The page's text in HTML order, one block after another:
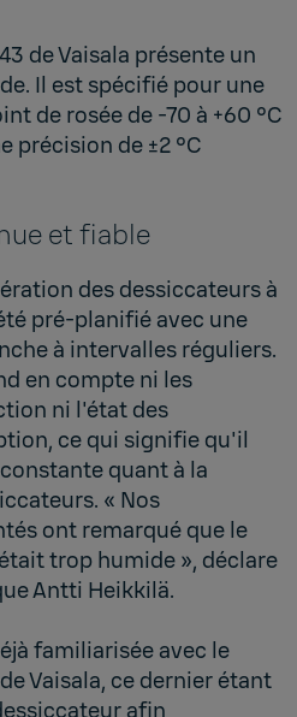
de Vaisala présente un
Il est spécifié pour une
de rosée de -70 à +60 °C
précision de ±2 °C
et fiable
des dessiccateurs à
pré-planifié avec une
à intervalles réguliers.
en compte ni les
ni l'état des
ce qui signifie qu'il
quant à la
« Nos
ont remarqué que le
trop humide », déclare
Antti Heikkilä.
familiarisée avec le
Vaisala, ce dernier étant
afin